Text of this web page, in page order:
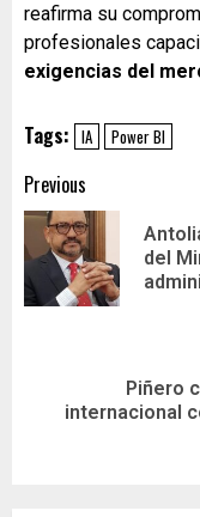
reafirma su
profesionales
exigencias del
Tags: IA Power BI
Previous
del
Piñero
internacional